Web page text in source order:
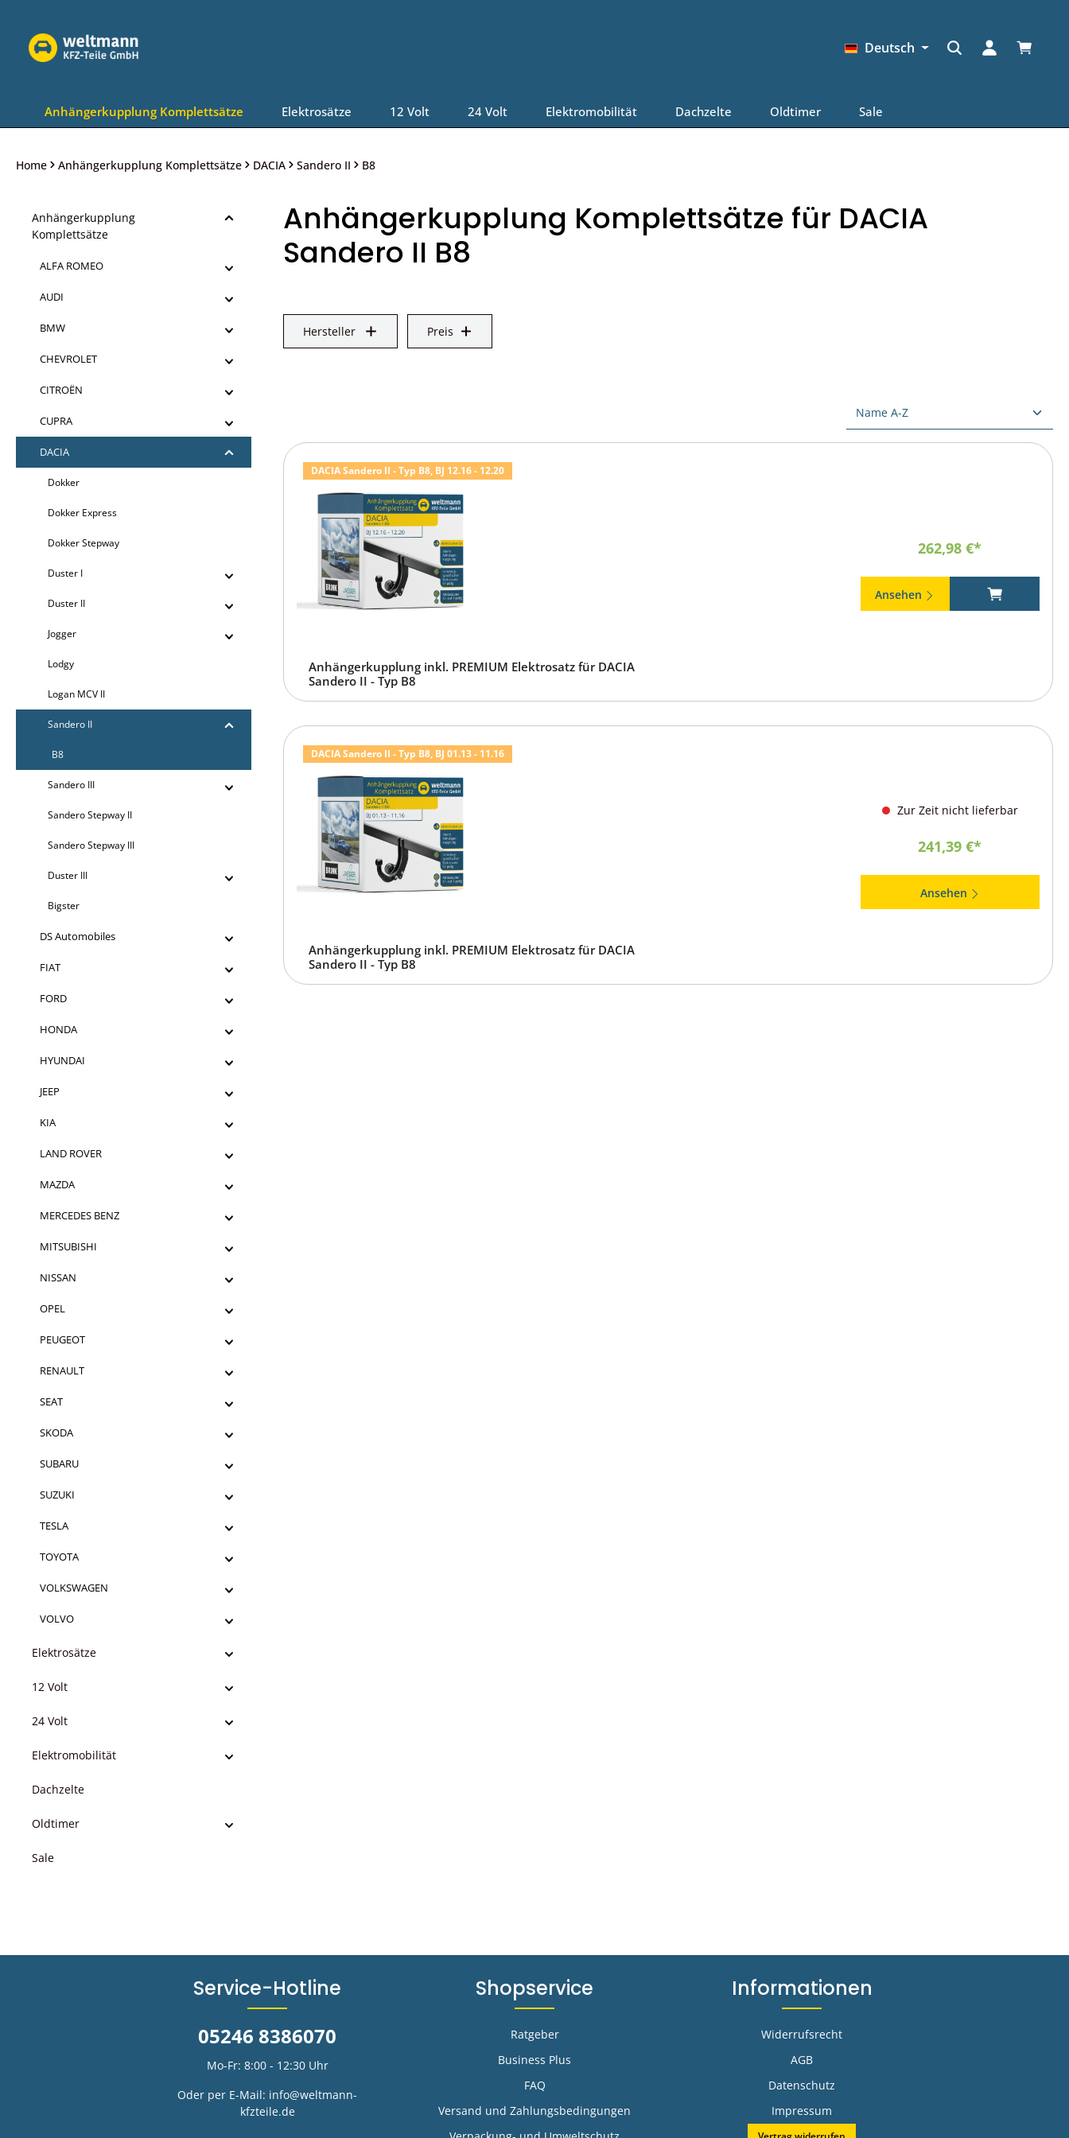
Deutsch
Anhängerkupplung Komplettsätze Elektrosätze 12 Volt 24 Volt Elektromobilität Dachzelte Oldtimer Sale
Home Anhängerkupplung Komplettsätze DACIA Sandero II B8
Anhängerkupplung
Komplettsätze
ALFA ROMEO
AUDI
BMW
CHEVROLET
CITROËN
CUPRA
DACIA
Dokker
Dokker Express
Dokker Stepway
Duster I
Duster II
Jogger
Lodgy
Logan MCV II
Sandero II
B8
Sandero III
Sandero Stepway II
Sandero Stepway III
Duster III
Bigster
DS Automobiles
FIAT
FORD
HONDA
HYUNDAI
JEEP
KIA
LAND ROVER
MAZDA
MERCEDES BENZ
MITSUBISHI
NISSAN
OPEL
PEUGEOT
RENAULT
SEAT
SKODA
SUBARU
SUZUKI
TESLA
TOYOTA
VOLKSWAGEN
VOLVO
Elektrosätze
12 Volt
24 Volt
Elektromobilität
Dachzelte
Oldtimer
Sale
Anhängerkupplung Komplettsätze für DACIA
Sandero II B8
Hersteller Preis
DACIA Sandero II - Typ B8, BJ 12.16 - 12.20
262,98 €*
Ansehen
Anhängerkupplung inkl. PREMIUM Elektrosatz für DACIA
Sandero II - Typ B8
DACIA Sandero II - Typ B8, BJ 01.13 - 11.16
Zur Zeit nicht lieferbar
241,39 €*
Ansehen
Anhängerkupplung inkl. PREMIUM Elektrosatz für DACIA
Sandero II - Typ B8
Service-Hotline
05246 8386070
Mo-Fr: 8:00 - 12:30 Uhr
Oder per E-Mail: info@weltmann-
kfzteile.de
Shopservice
Ratgeber
Business Plus
FAQ
Versand und Zahlungsbedingungen
Informationen
Widerrufsrecht
AGB
Datenschutz
Impressum